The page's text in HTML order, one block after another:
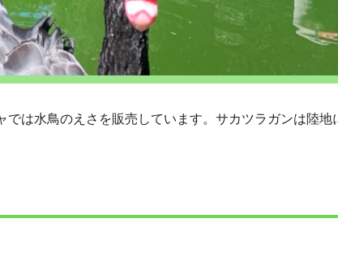
は水鳥のえさを販売しています。サカツラガンは陸地